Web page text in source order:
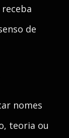
de
nomes
teoria ou